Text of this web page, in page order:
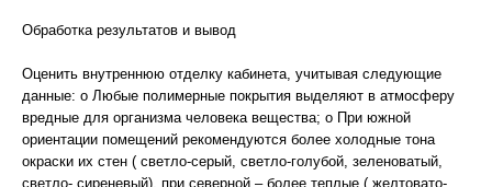
Обработка результатов и вывод
Оценить внутреннюю отделку кабинета, учитывая следующие
данные: o Любые полимерные покрытия выделяют в атмосферу
вредные для организма человека вещества; o При южной
ориентации помещений рекомендуются более холодные тона
окраски их стен ( светло-серый, светло-голубой, зеленоватый,
светло- сиреневый), при северной – более теплые ( желтовато-